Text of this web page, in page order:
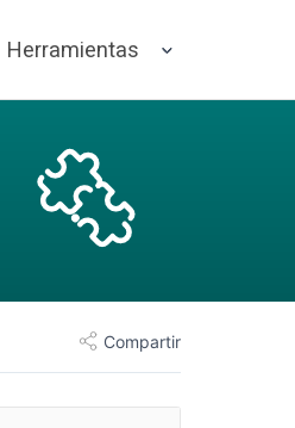
Herramientas
Compartir